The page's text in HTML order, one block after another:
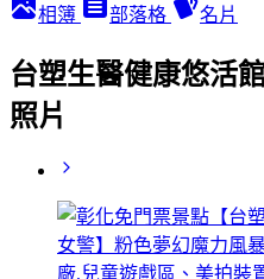
相簿 部落格 名片
台塑生醫健康悠活
照片